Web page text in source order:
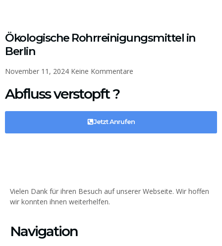
Ökologische Rohrreinigungsmittel in
Berlin
November 11, 2024 Keine Kommentare
Abfluss verstopft ?
Jetzt Anrufen
Vielen Dank für ihren Besuch auf unserer Webseite. Wir hoffen
wir konnten ihnen weiterhelfen.
Navigation